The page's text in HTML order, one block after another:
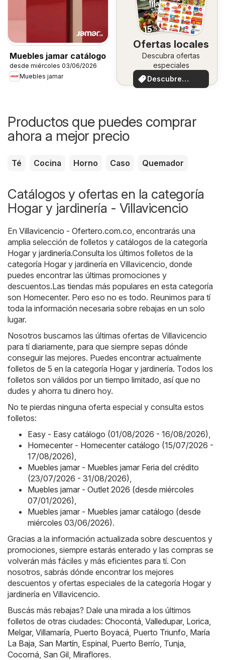
Muebles jamar catálogo
desde miércoles 03/06/2026
Muebles jamar
Ofertas locales
Descubra ofertas
especiales
Descubre
ofertas
Productos que puedes comprar
ahora a mejor precio
Té Cocina Horno Caso Quemador
Catálogos y ofertas en la categoría
Hogar y jardinería - Villavicencio
En Villavicencio - Ofertero.com.co , encontrarás una
amplia selección de folletos y catálogos de la categoría
Hogar y jardinería.Consulta los últimos folletos de la
categoría Hogar y jardinería en Villavicencio, donde
puedes encontrar las últimas promociones y
descuentos.Las tiendas más populares en esta categoría
son Homecenter. Pero eso no es todo. Reunimos para tí
toda la información necesaria sobre rebajas en un solo
lugar.
Nosotros buscamos las últimas ofertas de Villavicencio
para tí diariamente, para que siempre sepas dónde
conseguir las mejores. Puedes encontrar actualmente
folletos de 5 en la categoría Hogar y jardinería. Todos los
folletos son válidos por un tiempo limitado, así que no
dudes y ahorra tu dinero hoy.
No te pierdas ninguna oferta especial y consulta estos
folletos:
Easy - Easy catálogo (01/08/2026 - 16/08/2026)
Homecenter - Homecenter catálogo (15/07/2026 -
17/08/2026)
Muebles jamar - Muebles jamar Feria del crédito
(23/07/2026 - 31/08/2026)
Muebles jamar - Outlet 2026 (desde miércoles
07/01/2026)
Muebles jamar - Muebles jamar catálogo (desde
miércoles 03/06/2026).
Gracias a la información actualizada sobre descuentos y
promociones, siempre estarás enterado y las compras se
volverán más fáciles y más eficientes para tí. Con
nosotros, sabrás dónde encontrar los mejores
descuentos y ofertas especiales de la categoría Hogar y
jardinería en Villavicencio.
Buscás más rebajas? Dale una mirada a los últimos
folletos de otras ciudades: Chocontá Valledupar, Lorica
Melgar, Villamaría Puerto Boyacá Puerto Triunfo María
La Baja San Martín Espinal Puerto Berrío Tunja
Cocorná San Gil Miraflores.